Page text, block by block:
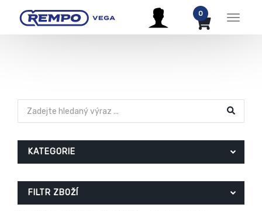
Menu
0
KATEGORIE
FILTR ZBOŽÍ